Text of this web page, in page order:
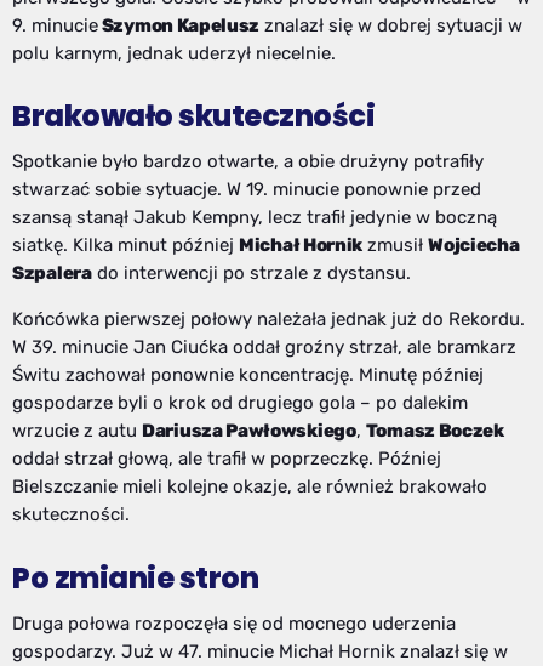
9. minucieSzymon Kapelusz znalazł się w dobrej sytuacji w
polu karnym, jednak uderzył niecelnie.
Brakowało skuteczności
Spotkanie było bardzo otwarte, a obie drużyny potrafiły
stwarzać sobie sytuacje. W 19. minucie ponownie przed
szansą stanął Jakub Kempny, lecz trafił jedynie w boczną
siatkę. Kilka minut później Michał Hornik zmusiłWojciecha
Szpalerado interwencji po strzale z dystansu.
Końcówka pierwszej połowy należała jednak już do Rekordu.
W 39. minucie Jan Ciućka oddał groźny strzał, ale bramkarz
Świtu zachował ponownie koncentrację. Minutę później
gospodarze byli o krok od drugiego gola – po dalekim
wrzucie z autu Dariusza Pawłowskiego, Tomasz Boczek
oddał strzał głową, ale trafił w poprzeczkę. Później
Bielszczanie mieli kolejne okazje, ale również brakowało
skuteczności.
Po zmianie stron
Druga połowa rozpoczęła się od mocnego uderzenia
gospodarzy. Już w 47. minucie Michał Hornik znalazł się w